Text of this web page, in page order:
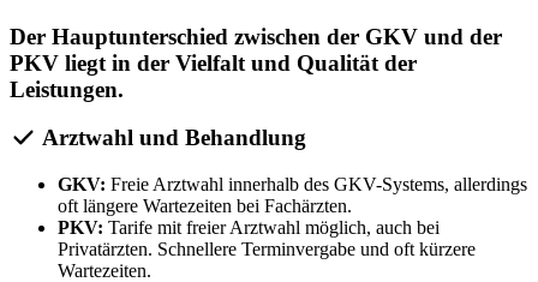
Der Hauptunterschied zwischen der GKV und der
PKV liegt in der Vielfalt und Qualität der
Leistungen.
Arztwahl und Behandlung
GKV: Freie Arztwahl innerhalb des GKV-Systems, allerdings
oft längere Wartezeiten bei Fachärzten.
PKV: Tarife mit freier Arztwahl möglich, auch bei
Privatärzten. Schnellere Terminvergabe und oft kürzere
Wartezeiten.